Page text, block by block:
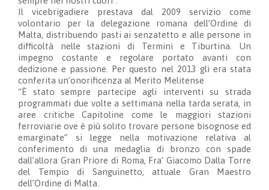
Il vicebrigadiere prestava dal 2009 servizio come
volontario per la delegazione romana dell’Ordine di
Malta, distribuendo pasti ai senzatetto e alle persone in
difficoltà nelle stazioni di Termini e Tiburtina. Un
impegno costante e regolare portato avanti con
dedizione e passione. Per questo nel 2013 gli era stata
conferita un’onorificenza al Merito Melitense
“È stato sempre partecipe agli interventi su strada
programmati due volte a settimana nella tarda serata, in
aree critiche Capitoline come le maggiori stazioni
ferroviarie ove è più solito trovare persone bisognose ed
emarginate” si legge nella motivazione relativa al
conferimento di una medaglia di bronzo con spade
dall’allora Gran Priore di Roma, Fra’ Giacomo Dalla Torre
del Tempio di Sanguinetto, attuale Gran Maestro
dell’Ordine di Malta.